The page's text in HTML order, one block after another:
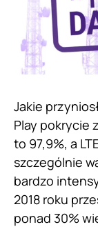
Jakie
Play pokrycie
to 97,9%, a
szczególnie
bardzo
2018 roku
ponad 30%